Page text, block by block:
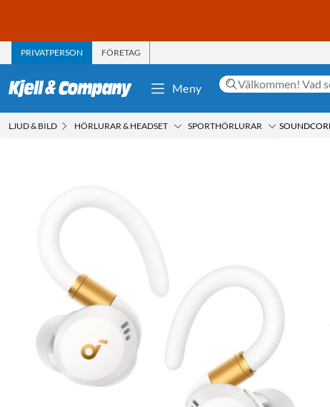
PRIVATPERSON FÖRETAG
Meny
LJUD & BILD HÖRLURAR & HEADSET SPORTHÖRLURAR